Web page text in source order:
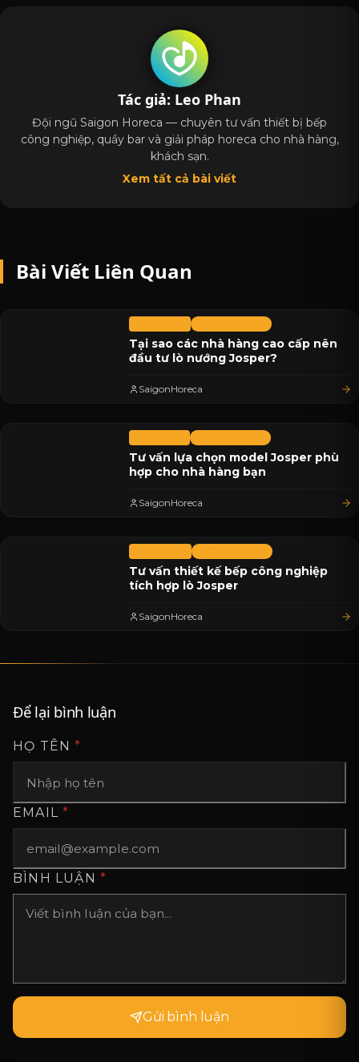
Tác giả: Leo Phan
Đội ngũ Saigon Horeca — chuyên tư vấn thiết bị bếp
công nghiệp, quầy bar và giải pháp horeca cho nhà hàng,
khách sạn.
Xem tất cả bài viết
Bài Viết Liên Quan
Tại sao các nhà hàng cao cấp nên
đầu tư lò nướng Josper?
SaigonHoreca
Tư vấn lựa chọn model Josper phù
hợp cho nhà hàng bạn
SaigonHoreca
Tư vấn thiết kế bếp công nghiệp
tích hợp lò Josper
SaigonHoreca
Để lại bình luận
HỌ TÊN*
EMAIL*
BÌNH LUẬN *
Gửi bình luận